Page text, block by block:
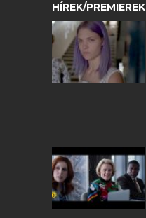
HÍREK/PREMIEREK